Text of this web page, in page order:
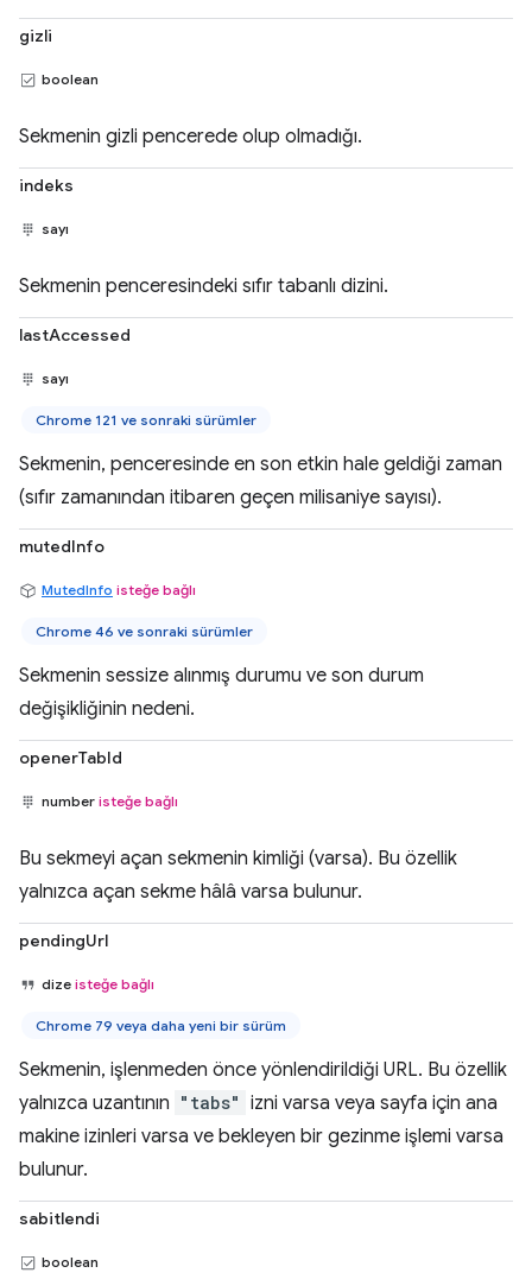
gizli
boolean
Sekmenin gizli pencerede olup olmadığı.
indeks
sayı
Sekmenin penceresindeki sıfır tabanlı dizini.
lastAccessed
sayı
Chrome 121 ve sonraki sürümler
Sekmenin, penceresinde en son etkin hale geldiği zaman
(sıfır zamanından itibaren geçen milisaniye sayısı).
mutedInfo
MutedInfo isteğe bağlı
Chrome 46 ve sonraki sürümler
Sekmenin sessize alınmış durumu ve son durum
değişikliğinin nedeni.
openerTabId
number isteğe bağlı
Bu sekmeyi açan sekmenin kimliği (varsa). Bu özellik
yalnızca açan sekme hâlâ varsa bulunur.
pendingUrl
dize isteğe bağlı
Chrome 79 veya daha yeni bir sürüm
Sekmenin, işlenmeden önce yönlendirildiği URL. Bu özellik
yalnızca uzantının "tabs" izni varsa veya sayfa için ana
makine izinleri varsa ve bekleyen bir gezinme işlemi varsa
bulunur.
sabitlendi
boolean